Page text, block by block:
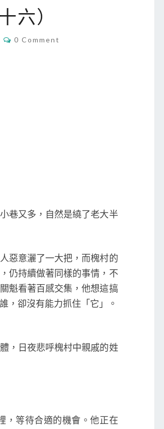
六）
C
O
0 Comment
巷又多，自然是繞了老大半
惡意灑了一大把，而槐村的
仍持續做著同樣的事情，不
魁看著百感交集，他想這搞
，卻沒有能力抓住「它」。
，日夜悲呼槐村中親戚的姓
等待合適的機會。他正在